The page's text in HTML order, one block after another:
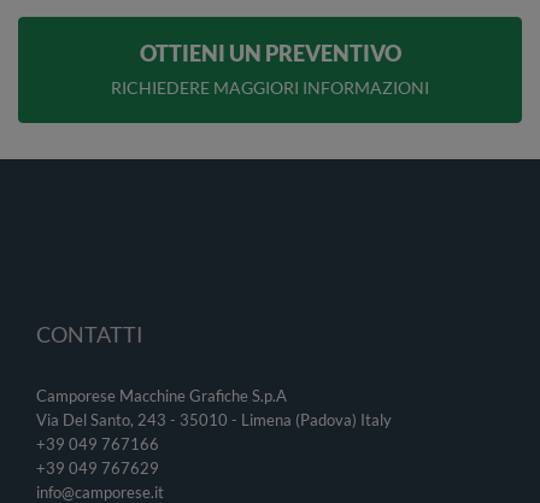
OTTIENI UN PREVENTIVO
RICHIEDERE MAGGIORI INFORMAZIONI
CONTATTI
Camporese Macchine Grafiche S.p.A
Via Del Santo, 243 - 35010 - Limena (Padova) Italy
+39 049 767166
+39 049 767629
info@camporese.it